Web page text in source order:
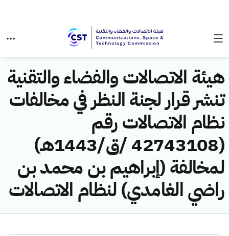
هيئة الاتصالات والفضاء والتقنية
تنشر قرار لجنة النظر في مخالفات
نظام الاتصالات رقم
(42743108 /ق/1443هـ)
لمخالفة (إبراهيم بن محمد بن
راضي الغامدي) لنظام الاتصالات